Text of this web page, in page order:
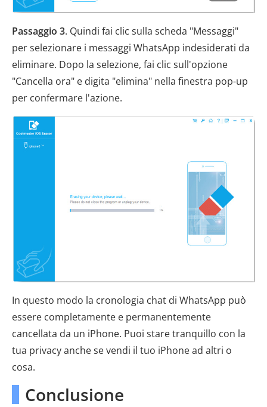
Passaggio 3. Quindi fai clic sulla scheda "Messaggi"
per selezionare i messaggi WhatsApp indesiderati da
eliminare. Dopo la selezione, fai clic sull'opzione
"Cancella ora" e digita "elimina" nella finestra pop-up
per confermare l'azione.
In questo modo la cronologia chat di WhatsApp può
essere completamente e permanentemente
cancellata da un iPhone. Puoi stare tranquillo con la
tua privacy anche se vendi il tuo iPhone ad altri o
cosa.
Conclusione